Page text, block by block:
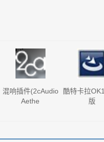
混响插件(2cAudio
Aethe
酷特卡拉
版